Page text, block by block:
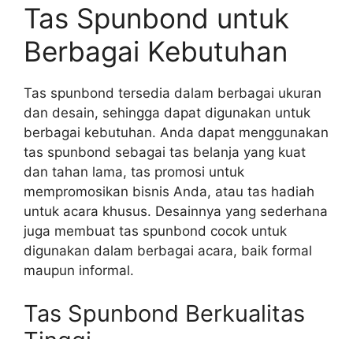
Tas Spunbond untuk
Berbagai Kebutuhan
Tas spunbond tersedia dalam berbagai ukuran
dan desain, sehingga dapat digunakan untuk
berbagai kebutuhan. Anda dapat menggunakan
tas spunbond sebagai tas belanja yang kuat
dan tahan lama, tas promosi untuk
mempromosikan bisnis Anda, atau tas hadiah
untuk acara khusus. Desainnya yang sederhana
juga membuat tas spunbond cocok untuk
digunakan dalam berbagai acara, baik formal
maupun informal.
Tas Spunbond Berkualitas